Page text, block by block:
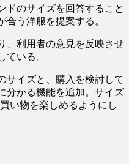
のサイズを回答すること
う洋服を提案する。
、利用者の意見を反映させ
ている。
イズと、購入を検討して
分かる機能を追加。サイズ
い物を楽しめるようにし